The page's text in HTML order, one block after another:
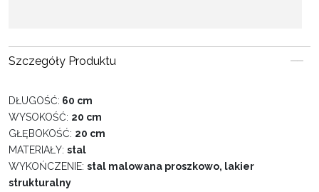
Szczegóły Produktu
DŁUGOŚĆ: 60 cm
WYSOKOŚĆ: 20 cm
GŁĘBOKOŚĆ: 20 cm
MATERIAŁY: stal
WYKOŃCZENIE: stal malowana proszkowo, lakier
strukturalny